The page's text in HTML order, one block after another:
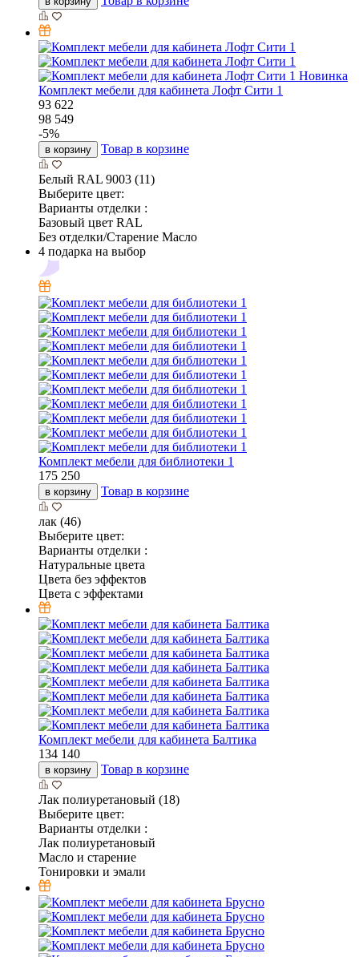
Новинка
Комплект мебели для кабинета Лофт Сити 1
93 622
98 549
-5%
в корзину Товар в корзине
Белый RAL 9003 (11)
Выберите цвет:
Варианты отделки :
Базовый цвет RAL
Без отделки/Старение Масло
4 подарка на выбор
Комплект мебели для библиотеки 1
175 250
в корзину Товар в корзине
лак (46)
Выберите цвет:
Варианты отделки :
Натуральные цвета
Цвета без эффектов
Цвета с эффектами
Комплект мебели для кабинета Балтика
134 140
в корзину Товар в корзине
Лак полиуретановый (18)
Выберите цвет:
Варианты отделки :
Лак полиуретановый
Масло и старение
Тонировки и эмали